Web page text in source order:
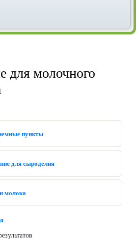
для молочного
пункты
для сыроделия
молока